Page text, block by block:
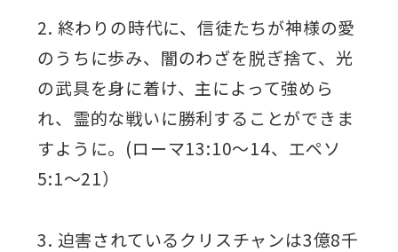
2. 終わりの時代に、信徒たちが神様の愛
のうちに歩み、闇のわざを脱ぎ捨て、光
の武具を身に着け、主によって強めら
れ、霊的な戦いに勝利することができま
すように。(ローマ13:10～14、エペソ
5:1～21）
3. 迫害されているクリスチャンは3億8千